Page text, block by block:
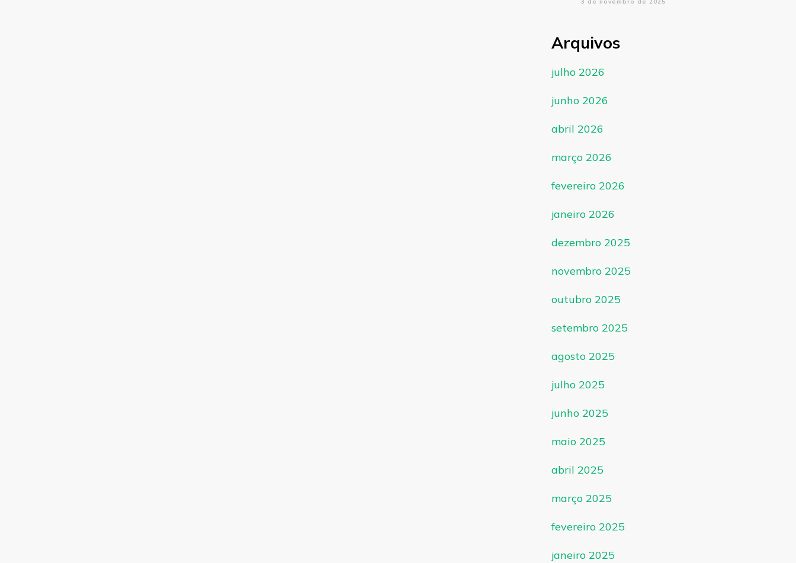
Arquivos
julho 2026
junho 2026
abril 2026
março 2026
fevereiro 2026
janeiro 2026
dezembro 2025
novembro 2025
outubro 2025
setembro 2025
agosto 2025
julho 2025
junho 2025
maio 2025
abril 2025
março 2025
fevereiro 2025
janeiro 2025